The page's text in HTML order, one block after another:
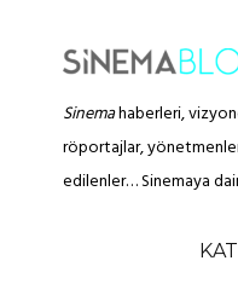
Sinemahaberleri,
röportajlar,
edilenler… Sinemaya